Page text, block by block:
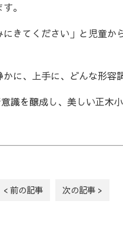
。
にきてください」と児童
に、上手に、どんな形容
を醸成し、美しい正木
< 前の記事 次の記事 >